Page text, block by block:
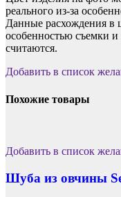
реального из-за
Данные расхождения в
особенностью съемки
считаются.
Добавить в список
Похожие товары
Добавить в список
Шуба из овчины